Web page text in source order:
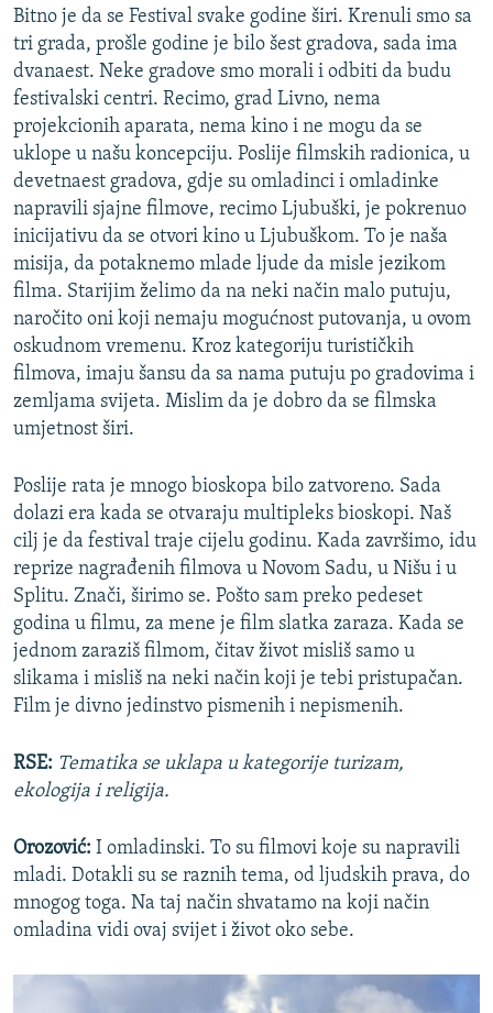
Bitno je da se Festival svake godine širi. Krenuli smo sa
tri grada, prošle godine je bilo šest gradova, sada ima
dvanaest. Neke gradove smo morali i odbiti da budu
festivalski centri. Recimo, grad Livno, nema
projekcionih aparata, nema kino i ne mogu da se
uklope u našu koncepciju. Poslije filmskih radionica, u
devetnaest gradova, gdje su omladinci i omladinke
napravili sjajne filmove, recimo Ljubuški, je pokrenuo
inicijativu da se otvori kino u Ljubuškom. To je naša
misija, da potaknemo mlade ljude da misle jezikom
filma. Starijim želimo da na neki način malo putuju,
naročito oni koji nemaju mogućnost putovanja, u ovom
oskudnom vremenu. Kroz kategoriju turističkih
filmova, imaju šansu da sa nama putuju po gradovima i
zemljama svijeta. Mislim da je dobro da se filmska
umjetnost širi.
Poslije rata je mnogo bioskopa bilo zatvoreno. Sada
dolazi era kada se otvaraju multipleks bioskopi. Naš
cilj je da festival traje cijelu godinu. Kada završimo, idu
reprize nagrađenih filmova u Novom Sadu, u Nišu i u
Splitu. Znači, širimo se. Pošto sam preko pedeset
godina u filmu, za mene je film slatka zaraza. Kada se
jednom zaraziš filmom, čitav život misliš samo u
slikama i misliš na neki način koji je tebi pristupačan.
Film je divno jedinstvo pismenih i nepismenih.
RSE: Tematika se uklapa u kategorije turizam,
ekologija i religija.
Orozović: I omladinski. To su filmovi koje su napravili
mladi. Dotakli su se raznih tema, od ljudskih prava, do
mnogog toga. Na taj način shvatamo na koji način
omladina vidi ovaj svijet i život oko sebe.